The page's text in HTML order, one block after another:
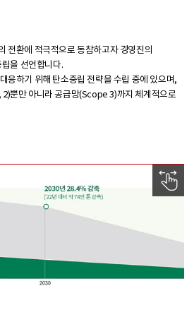
전환에 적극적으로 동참하고자 경영진의
을 선언합니다.
응하기 위해 탄소중립 전략을 수립 중에 있으며,
뿐만 아니라 공급망(Scope 3)까지 체계적으로